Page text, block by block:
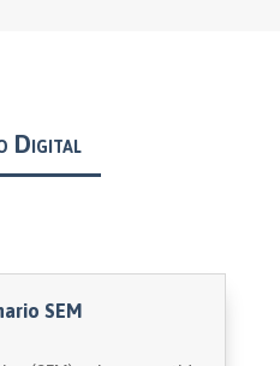
Digital
SEM